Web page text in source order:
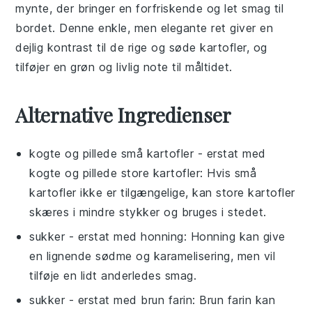
mynte, der bringer en forfriskende og let smag til
bordet. Denne enkle, men elegante ret giver en
dejlig kontrast til de rige og søde kartofler, og
tilføjer en grøn og livlig note til måltidet.
Alternative Ingredienser
kogte og pillede små kartofler - erstat med
kogte og pillede store kartofler: Hvis små
kartofler ikke er tilgængelige, kan store kartofler
skæres i mindre stykker og bruges i stedet.
sukker - erstat medhonning: Honning kan give
en lignende sødme og karamelisering, men vil
tilføje en lidt anderledes smag.
sukker - erstat med brun farin: Brun farin kan